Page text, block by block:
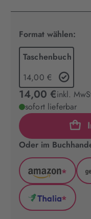
Format wählen:
Taschenbuch
14,00 €
14,00 €inkl.
sofort lieferbar
Oder im
Amazon
(wird
in
neuem
*
Thalia
*